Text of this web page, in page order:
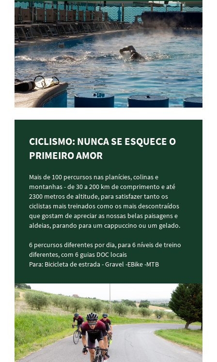
CICLISMO: NUNCA SE ESQUECE O
PRIMEIRO AMOR
Mais de 100 percursos nas planícies, colinas e
montanhas - de 30 a 200 km de comprimento e até
2300 metros de altitude, para satisfazer tanto os
ciclistas mais treinados como os mais descontraídos
que gostam de apreciar as nossas belas paisagens e
aldeias, parando para um cappuccino ou um gelado.
6 percursos diferentes por dia, para 6 níveis de treino
diferentes, com 6 guias DOC locais
Para: Bicicleta de estrada - Gravel -EBike -MTB